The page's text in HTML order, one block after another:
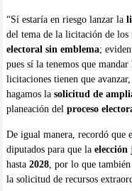
“Sí estaría en riesgo lanzar la
del tema de la licitación de los
electoral sin emblema;
pues sí la tenemos que mandar
licitaciones tienen que
hagamos la solicitud de
planeación del proceso
De igual manera, recordó que
diputados para que la
hasta 2028, por lo que también
la solicitud de recursos